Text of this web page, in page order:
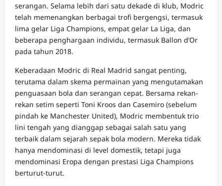
serangan. Selama lebih dari satu dekade di klub, Modric
telah memenangkan berbagai trofi bergengsi, termasuk
lima gelar Liga Champions, empat gelar La Liga, dan
beberapa penghargaan individu, termasuk Ballon d’Or
pada tahun 2018.
Keberadaan Modric di Real Madrid sangat penting,
terutama dalam skema permainan yang mengutamakan
penguasaan bola dan serangan cepat. Bersama rekan-
rekan setim seperti Toni Kroos dan Casemiro (sebelum
pindah ke Manchester United), Modric membentuk trio
lini tengah yang dianggap sebagai salah satu yang
terbaik dalam sejarah sepak bola modern. Mereka tidak
hanya mendominasi di level domestik, tetapi juga
mendominasi Eropa dengan prestasi Liga Champions
berturut-turut.